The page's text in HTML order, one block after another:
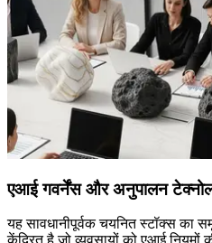
एआई गवर्नेंस और अनुपालन
यह सावधानीपूर्वक चयनित स्टॉक्स का